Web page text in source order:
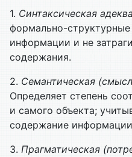
1. Синтаксическая
формально-
информации и не
содержания.
2. Семантическая
Определяет степень
и самого объекта;
содержание
3. Прагматическая